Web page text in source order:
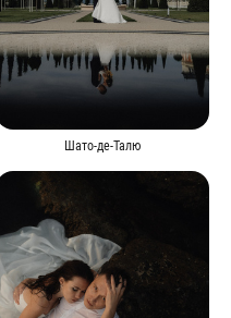
Шато-де-Талю